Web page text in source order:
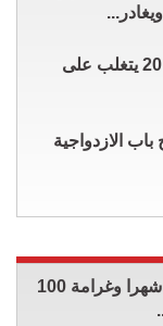
المنتخب الوطني ت 20 يتغلب على
باب الازدواجية
الأمن: حجز المركبة شهرا وغرامة 100